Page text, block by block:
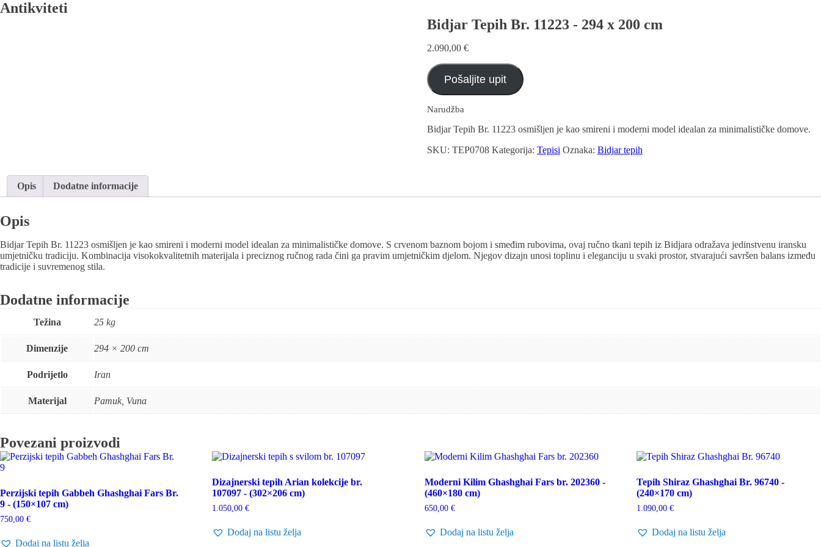
Antikviteti
Bidjar Tepih Br. 11223 - 294 x 200 cm
2.090,00 €
Pošaljite upit
Narudžba
Bidjar Tepih Br. 11223 osmišljen je kao smireni i moderni model idealan za minimalističke domove.
SKU: TEP0708 Kategorija: Tepisi Oznaka: Bidjar tepih
Opis Dodatne informacije
Opis
Bidjar Tepih Br. 11223 osmišljen je kao smireni i moderni model idealan za minimalističke domove. S crvenom baznom bojom i smeđim rubovima, ovaj ručno tkani tepih iz Bidjara odražava jedinstvenu iransku
umjetničku tradiciju. Kombinacija visokokvalitetnih materijala i preciznog ručnog rada čini ga pravim umjetničkim djelom. Njegov dizajn unosi toplinu i eleganciju u svaki prostor, stvarajući savršen balans između
tradicije i suvremenog stila.
Dodatne informacije
Težina 25 kg
Dimenzije 294 × 200 cm
Podrijetlo Iran
Materijal Pamuk, Vuna
Povezani proizvodi
Perzijski tepih Gabbeh Ghashghai Fars Br.
9 - (150×107 cm)
750,00 €
Dodaj na listu želja
Dizajnerski tepih Arian kolekcije br.
107097 - (302×206 cm)
1.050,00€
Dodaj na listu želja
Moderni Kilim Ghashghai Fars br. 202360 -
(460×180 cm)
650,00 €
Dodaj na listu želja
Tepih Shiraz Ghashghai Br. 96740 -
(240×170 cm)
1.090,00€
Dodaj na listu želja